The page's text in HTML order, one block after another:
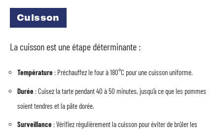
Cuisson
La cuisson est une étape déterminante :
Température : Préchauffez le four à 180°C pour une cuisson uniforme.
Durée : Cuisez la tarte pendant 40 à 50 minutes, jusqu’à ce que les pommes
soient tendres et la pâte dorée.
Surveillance : Vérifiez régulièrement la cuisson pour éviter de brûler les